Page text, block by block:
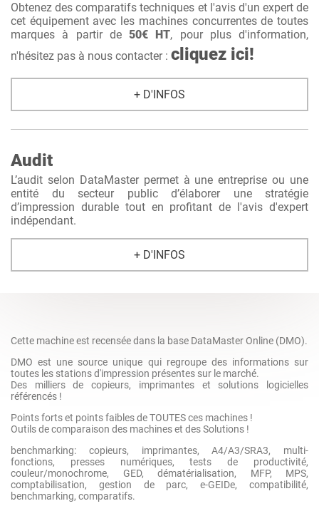
Obtenez des comparatifs techniques et l'avis d'un expert de
cet équipement avec les machines concurrentes de toutes
marques à partir de 50€ HT, pour plus d'information,
n'hésitez pas à nous contacter : cliquez ici!
+ D'INFOS
Audit
L’audit selon DataMaster permet à une entreprise ou une
entité du secteur public d’élaborer une stratégie
d’impression durable tout en profitant de l'avis d'expert
indépendant.
+ D'INFOS
Cette machine est recensée dans la base DataMaster Online (DMO).
DMO est une source unique qui regroupe des informations sur
toutes les stations d'impression présentes sur le marché.
Des milliers de copieurs, imprimantes et solutions logicielles
référencés !
Points forts et points faibles de TOUTES ces machines !
Outils de comparaison des machines et des Solutions !
benchmarking: copieurs, imprimantes, A4/A3/SRA3, multi-
fonctions, presses numériques, tests de productivité,
couleur/monochrome, GED, dématérialisation, MFP, MPS,
comptabilisation, gestion de parc, e-GEIDe, compatibilité,
benchmarking, comparatifs.